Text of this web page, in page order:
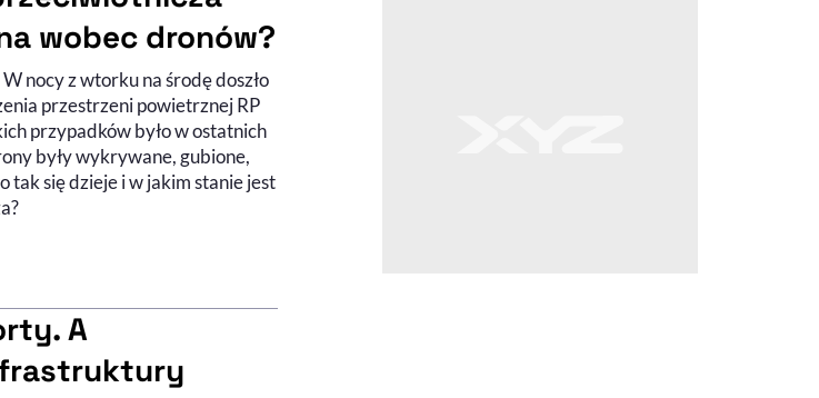
wobec dronów?
nocy z wtorku na środę doszło
przestrzeni powietrznej RP
przypadków było w ostatnich
były wykrywane, gubione,
tak się dzieje i w jakim stanie jest
A